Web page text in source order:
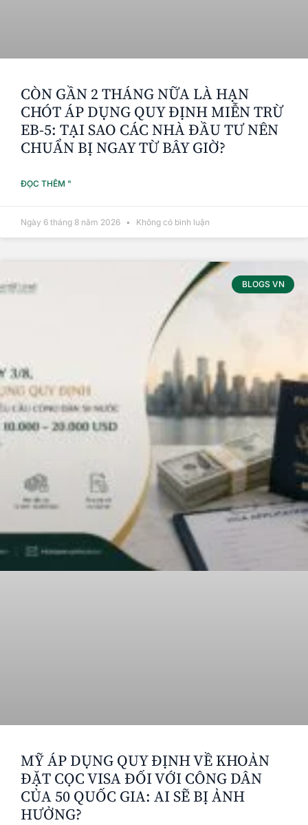
CÒN GẦN 2 THÁNG NỮA LÀ HẠN
CHÓT ÁP DỤNG QUY ĐỊNH MIỄN TRỪ
EB-5: TẠI SAO CÁC NHÀ ĐẦU TƯ NÊN
CHUẨN BỊ NGAY TỪ BÂY GIỜ?
ĐỌC THÊM "
Ngày 6 tháng 8 năm 2026 Không có bình luận
BLOGS VN
MỸ ÁP DỤNG QUY ĐỊNH VỀ KHOẢN
ĐẶT CỌC VISA ĐỐI VỚI CÔNG DÂN
CỦA 50 QUỐC GIA: AI SẼ BỊ ẢNH
HƯỞNG?